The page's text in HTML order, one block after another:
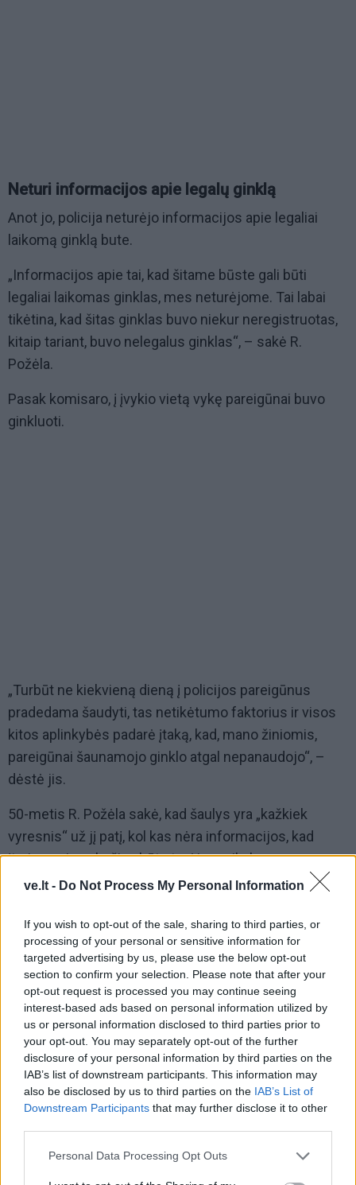
ve.lt - Do Not Process My Personal Information
If you wish to opt-out of the sale, sharing to third parties, or
processing of your personal or sensitive information for
targeted advertising by us, please use the below opt-out
section to confirm your selection. Please note that after your
opt-out request is processed you may continue seeing
interest-based ads based on personal information utilized by
us or personal information disclosed to third parties prior to
your opt-out. You may separately opt-out of the further
disclosure of your personal information by third parties on the
IAB’s list of downstream participants. This information may
also be disclosed by us to third parties on the IAB’s List of
Downstream Participants that may further disclose it to other
Personal Data Processing Opt Outs
Neturi informacijos apie legalų ginklą
Anot jo, policija neturėjo informacijos apie legaliai
laikomą ginklą bute.
„Informacijos apie tai, kad šitame būste gali būti
legaliai laikomas ginklas, mes neturėjome. Tai labai
tikėtina, kad šitas ginklas buvo niekur neregistruotas,
kitaip tariant, buvo nelegalus ginklas“, – sakė R.
Požėla.
Pasak komisaro, į įvykio vietą vykę pareigūnai buvo
ginkluoti.
„Turbūt ne kiekvieną dieną į policijos pareigūnus
pradedama šaudyti, tas netikėtumo faktorius ir visos
kitos aplinkybės padarė įtaką, kad, mano žiniomis,
pareigūnai šaunamojo ginklo atgal nepanaudojo“, –
dėstė jis.
50-metis R. Požėla sakė, kad šaulys yra „kažkiek
vyresnis“ už jį patį, kol kas nėra informacijos, kad
įtariamasis anksčiau būtų turėjęs reikalų su
teisėsauga.
„Pastarųjų metų politikos pasekmė“